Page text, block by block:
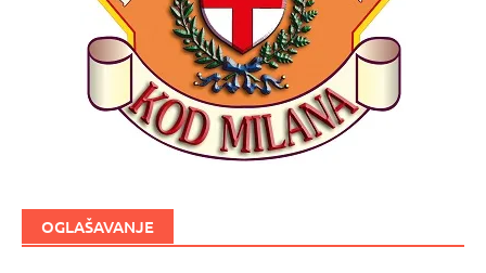
OGLAŠAVANJE